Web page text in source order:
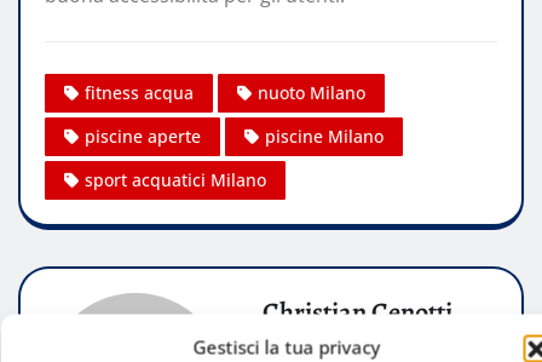
Gestisci la tua privacy
fitness acqua
nuoto Milano
piscine aperte
piscine Milano
sport acquatici Milano
Christian Cenotti